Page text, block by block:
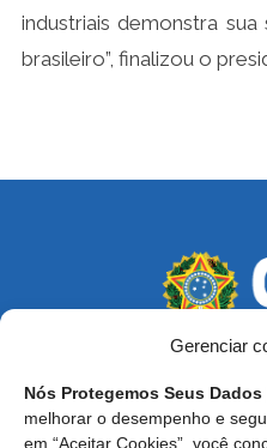
Gerenciar
Nós Protegemos Seus Dados
melhorar o desempenho e
em “Aceitar Cookies”, você
industriais demonstra
brasileiro”, finalizou o
Endereço: SCS, Quadra 02,
9º Andar CEP 70.316-900 -